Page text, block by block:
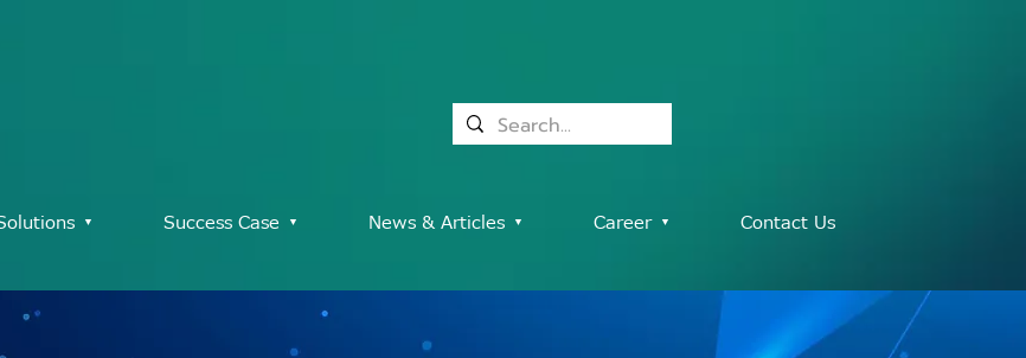
▾ Success Case ▾ News & Articles ▾ Career ▾ Contact Us